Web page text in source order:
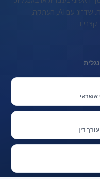
הטיוטה הבסיסית נוצרת מיד בלי הרשמה. שדרוג עם AI, העתקה,
קצרים.
אשראי
דין